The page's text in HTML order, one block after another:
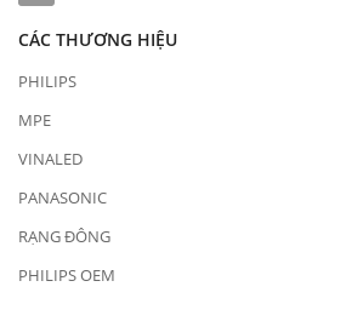
CÁC THƯƠNG HIỆU
PHILIPS
MPE
VINALED
PANASONIC
RẠNG ĐÔNG
PHILIPS OEM